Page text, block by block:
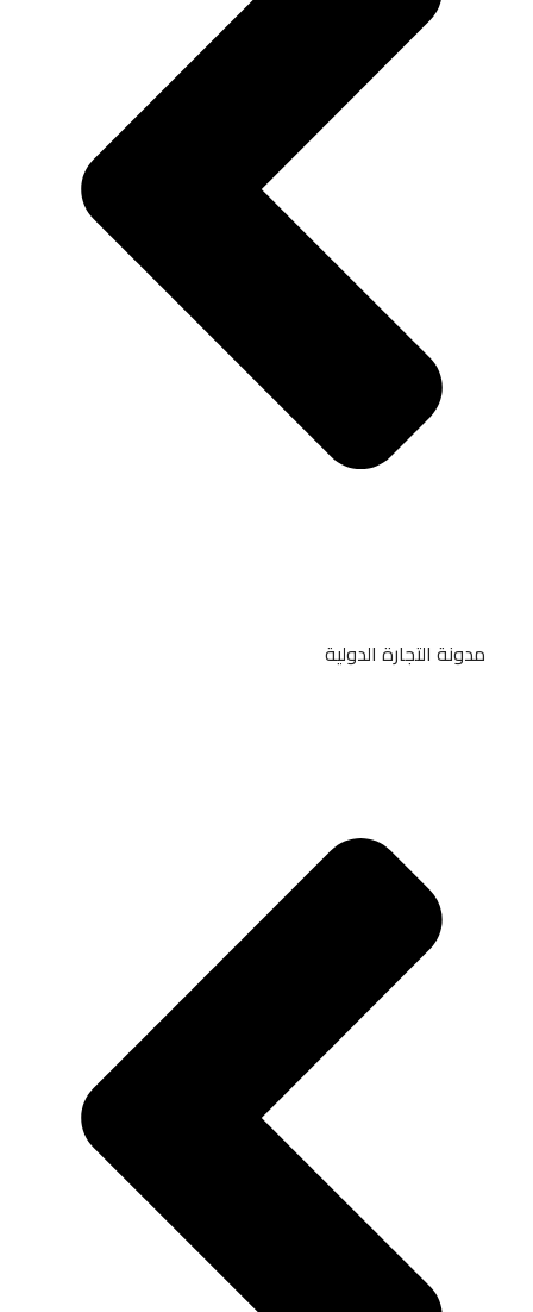
مدونة التجارة الدولية